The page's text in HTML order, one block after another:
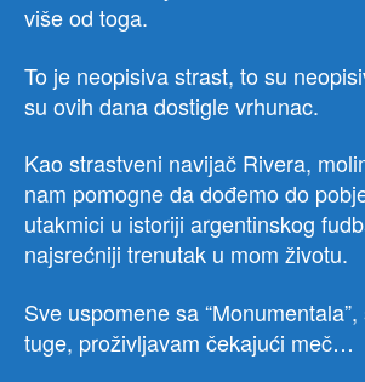
više od toga.
To je neopisiva strast, to su
su ovih dana dostigle vrhunac.
Kao strastveni navijač Rivera,
nam pomogne da dođemo do
utakmici u istoriji argentinskog
najsrećniji trenutak u mom životu.
Sve uspomene sa
tuge, proživljavam čekajući meč…